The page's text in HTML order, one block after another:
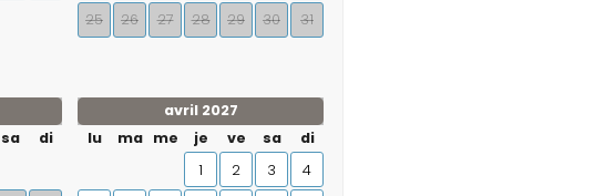
25
26 27 28 29 30 31
sa di
avril 2027
lu
ma me je ve sa
di
1
2 3
4